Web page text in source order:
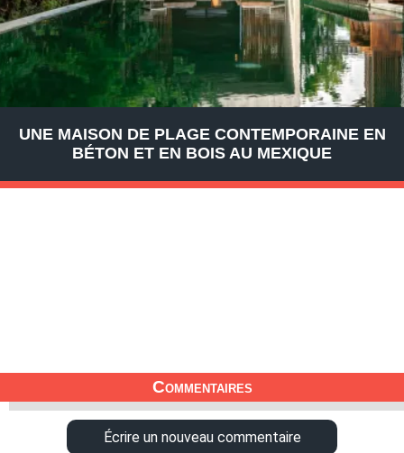
UNE MAISON DE PLAGE CONTEMPORAINE EN
BÉTON ET EN BOIS AU MEXIQUE
Commentaires
Écrire un nouveau commentaire